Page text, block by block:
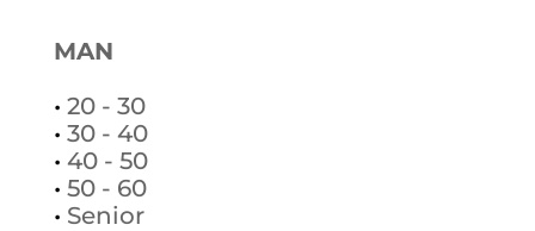
MAN
• 20 - 30
• 30 - 40
• 40 - 50
• 50 - 60
• Senior